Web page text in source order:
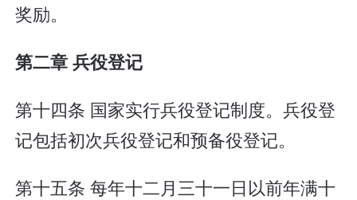
奖励。
第二章 兵役登记
第十四条 国家实行兵役登记制度。兵役登
记包括初次兵役登记和预备役登记。
第十五条 每年十二月三十一日以前年满十